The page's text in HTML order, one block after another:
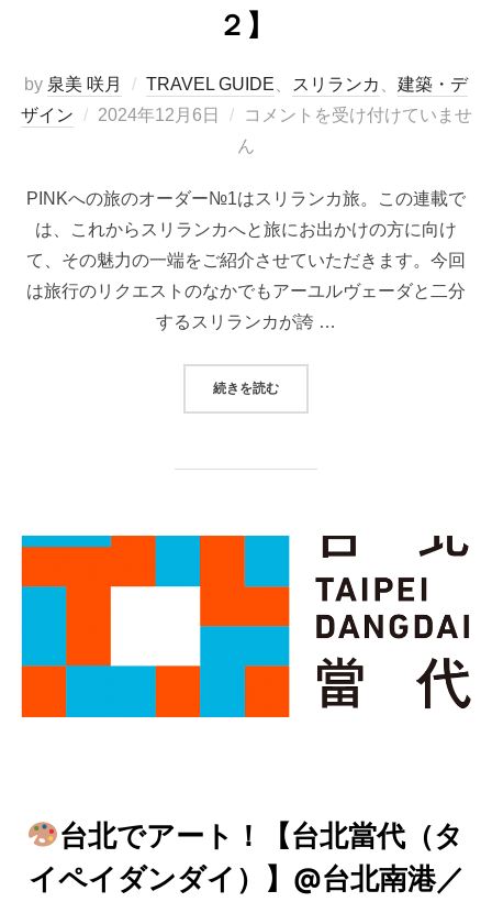
２】
by 泉美 咲月 TRAVEL GUIDE スリランカ
建築・デ
ザイン
投
2024年12月6日
コメントを受け付けていませ
ん
PINKへの旅のオーダー№1はスリランカ旅。この連載で
は、これからスリランカへと旅にお出かけの方に向け
て、その魅力の一端をご紹介させていただきます。今回
は旅行のリクエストのなかでもアーユルヴェーダと二分
するスリランカが誇 …
続きを読む“熱帯建築家 ジェフリー・バワを
台北でアート！【台北當代（タ
イペイダンダイ）】@台北南港／